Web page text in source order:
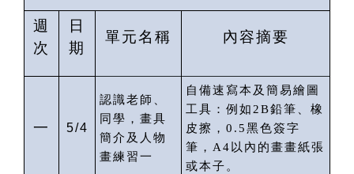
週
次
日
期
單元名稱 內容摘要
一 5/4
認識老師、
同學，畫具
簡介及人物
畫練習一
自備速寫本及簡易繪圖
工具：例如2B鉛筆、橡
皮擦， 0.5黑色簽字
筆， A4以內的畫畫紙張
或本子。